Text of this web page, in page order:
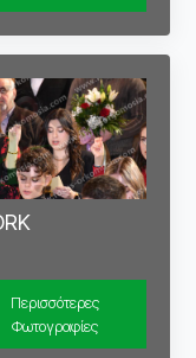
Περισσότερες
Φωτογραφίες